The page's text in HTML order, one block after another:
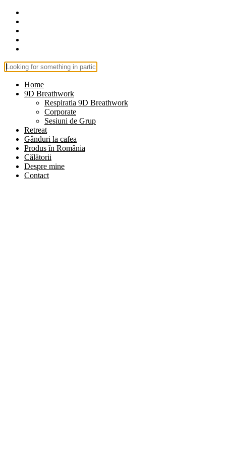
Home
9D Breathwork
Respiratia 9D Breathwork
Corporate
Sesiuni de Grup
Retreat
Gânduri la cafea
Produs în România
Călătorii
Despre mine
Contact